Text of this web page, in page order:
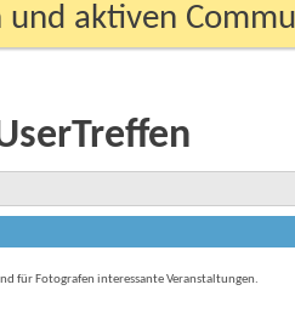
und aktiven
für Fotografen interessante Veranstaltungen.